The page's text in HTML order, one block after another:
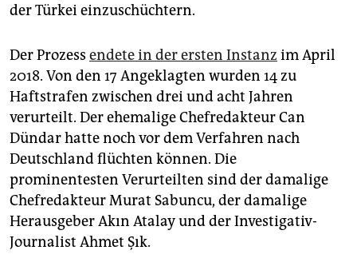
der Türkei einzuschüchtern.
Der Prozess endete in der ersten Instanz im April
2018. Von den 17 Angeklagten wurden 14 zu
Haftstrafen zwischen drei und acht Jahren
verurteilt. Der ehemalige Chefredakteur Can
Dündar hatte noch vor dem Verfahren nach
Deutschland flüchten können. Die
prominentesten Verurteilten sind der damalige
Chefredakteur Murat Sabuncu, der damalige
Herausgeber Akın Atalay und der Investigativ-
Journalist Ahmet Şık.